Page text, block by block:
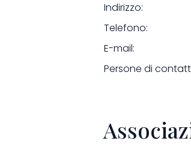
Telefono:
E-mail:
Persone di